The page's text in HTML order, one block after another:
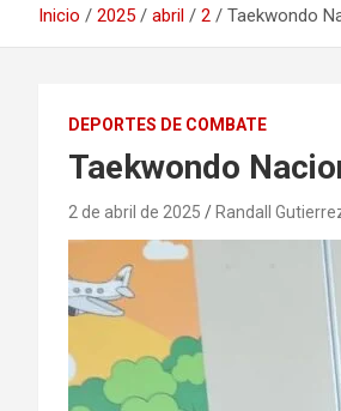
Inicio 2025 abril 2 Taekwondo
DEPORTES DE COMBATE
Taekwondo
2 de abril de 2025 Randall